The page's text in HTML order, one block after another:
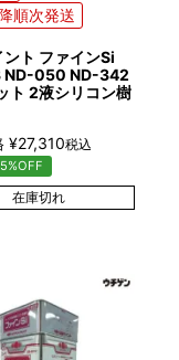
順次発送
ント ファインSi
ND-050 ND-342
ト 2液シリコン樹
¥27,310税込
在庫切れ